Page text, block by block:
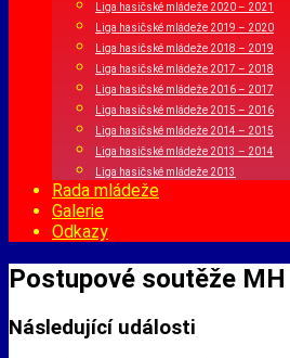
Liga hasičské mládeže 2020 – 2021
Liga hasičské mládeže 2019 – 2020
Liga hasičské mládeže 2018 – 2019
Liga hasičské mládeže 2017 – 2018
Liga hasičské mládeže 2016 – 2017
Liga hasičské mládeže 2015 – 2016
Liga hasičské mládeže 2014 – 2015
Liga hasičské mládeže 2013 – 2014
Liga hasičské mládeže 2013
Rada mládeže
Galerie
Odkazy
Postupové soutěže MH
Následující události